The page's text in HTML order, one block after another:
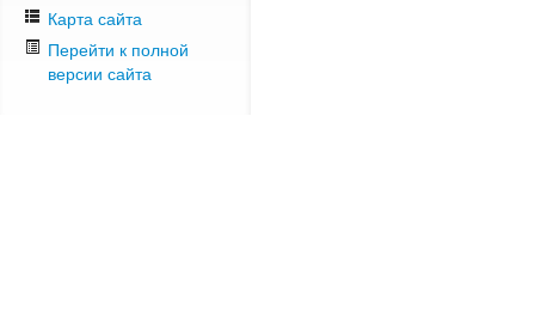
Карта сайта
Перейти к полной
версии сайта